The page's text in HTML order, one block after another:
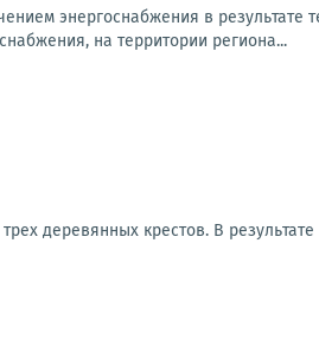
энергоснабжения в результате
на территории региона...
деревянных крестов. В